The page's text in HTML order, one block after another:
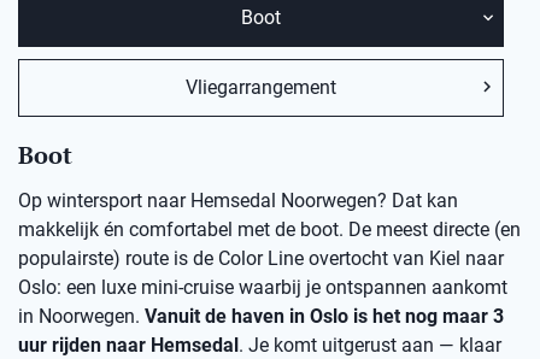
Boot
Vliegarrangement
Boot
Op wintersport naar Hemsedal Noorwegen? Dat kan
makkelijk én comfortabel met de boot. De meest directe (en
populairste) route is de Color Line overtocht van Kiel naar
Oslo: een luxe mini-cruise waarbij je ontspannen aankomt
in Noorwegen. Vanuit de haven in Oslo is het nog maar 3
uur rijden naar Hemsedal. Je komt uitgerust aan — klaar